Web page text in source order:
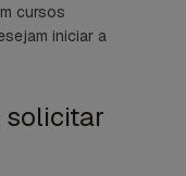
cursos
iniciar a
solicitar